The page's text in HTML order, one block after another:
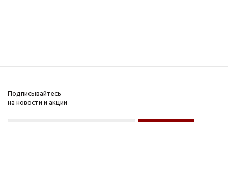
Подписывайтесь
на новости и акции